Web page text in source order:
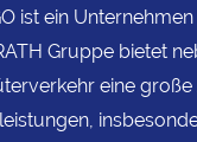
ist ein
Gruppe bietet
eine